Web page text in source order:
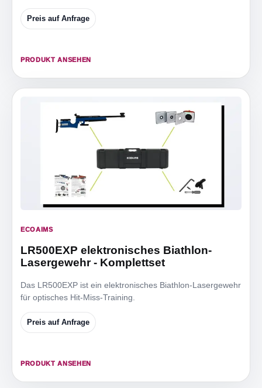
Preis auf Anfrage
PRODUKT ANSEHEN
ECOAIMS
LR500EXP elektronisches Biathlon-
Lasergewehr - Komplettset
Das LR500EXP ist ein elektronisches Biathlon-Lasergewehr
für optisches Hit-Miss-Training.
Preis auf Anfrage
PRODUKT ANSEHEN